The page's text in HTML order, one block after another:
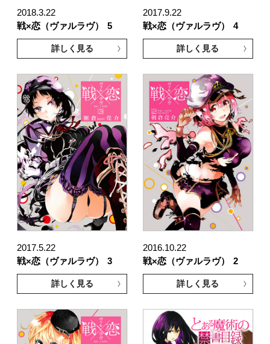
2018.3.22
戦×恋（ヴァルラヴ）
5
詳しく見る
2017.9.22
戦×恋（ヴァルラヴ）
4
詳しく見る
2017.5.22
戦×恋（ヴァルラヴ）
3
詳しく見る
2016.10.22
戦×恋（ヴァルラヴ）
2
詳しく見る